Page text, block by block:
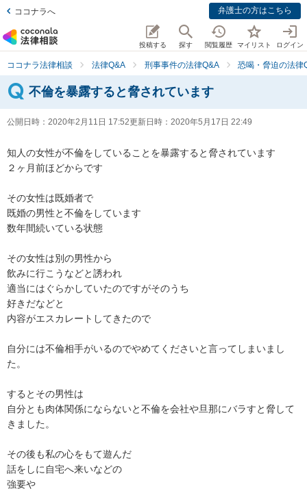
ココナラへ 弁護士の方はこちら
投稿する 探す 閲覧履歴 マイリスト ログイン
ココナラ法律相談 法律Q&A 刑事事件の法律Q&A 恐喝・脅迫の法律
不倫を暴露すると脅されています
公開日時： 2020年2月11日 17:52更新日時： 2020年5月17日 22:49
知人の女性が不倫をしていることを暴露すると脅されています
２ヶ月前ほどからです
その女性は既婚者で
既婚の男性と不倫をしています
数年間続いている状態
その女性は別の男性から
飲みに行こうなどと誘われ
適当にはぐらかしていたのですがそのうち
好きだなどと
内容がエスカレートしてきたので
自分には不倫相手がいるのでやめてくださいと言ってしまいまし
た。
するとその男性は
自分とも肉体関係にならないと不倫を会社や旦那にバラすと脅して
きました。
その後も私の心をもて遊んだ
話をしに自宅へ来いなどの
強要や